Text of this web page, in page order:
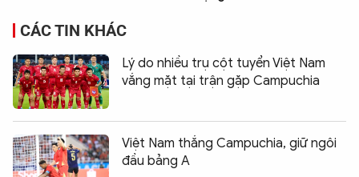
CÁC TIN KHÁC
Lý do nhiều trụ cột tuyển Việt Nam
vắng mặt tại trận gặp Campuchia
Việt Nam thắng Campuchia, giữ ngôi
đầu bảng A